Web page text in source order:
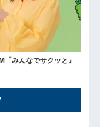
みんなでサクッと』